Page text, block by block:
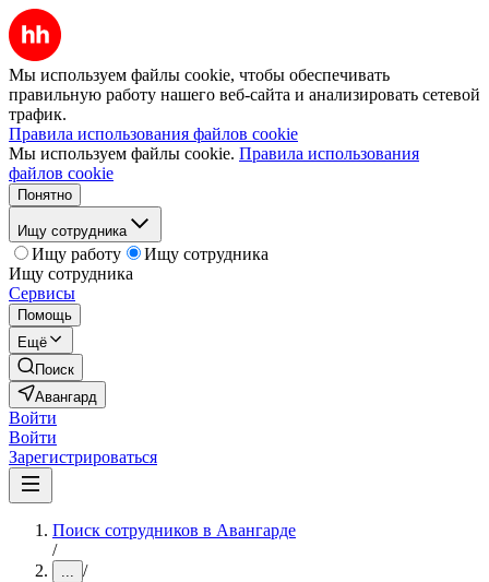
Мы используем файлы cookie, чтобы обеспечивать
правильную работу нашего веб-сайта и анализировать сетевой
трафик.
Правила использования файлов cookie
Мы используем файлы cookie. Правила использования
файлов cookie
Понятно
Ищу сотрудника
Ищу работу
Ищу сотрудника
Ищу сотрудника
Сервисы
Помощь
Ещё
Поиск
Авангард
Войти
Войти
Зарегистрироваться
Поиск сотрудников в Авангарде
/
... /